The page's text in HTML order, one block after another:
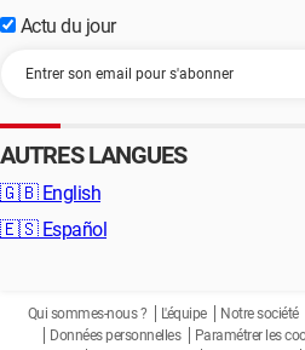
Actu du jour
AUTRES LANGUES
🇬🇧 English
🇪🇸 Español
Qui sommes-nous ? L'équipe Notre société
Données personnelles
Paramétrer les